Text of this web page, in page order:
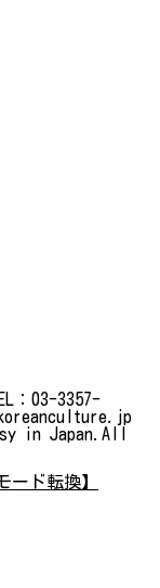
：03-3357-
in Japan.All
ード転換】